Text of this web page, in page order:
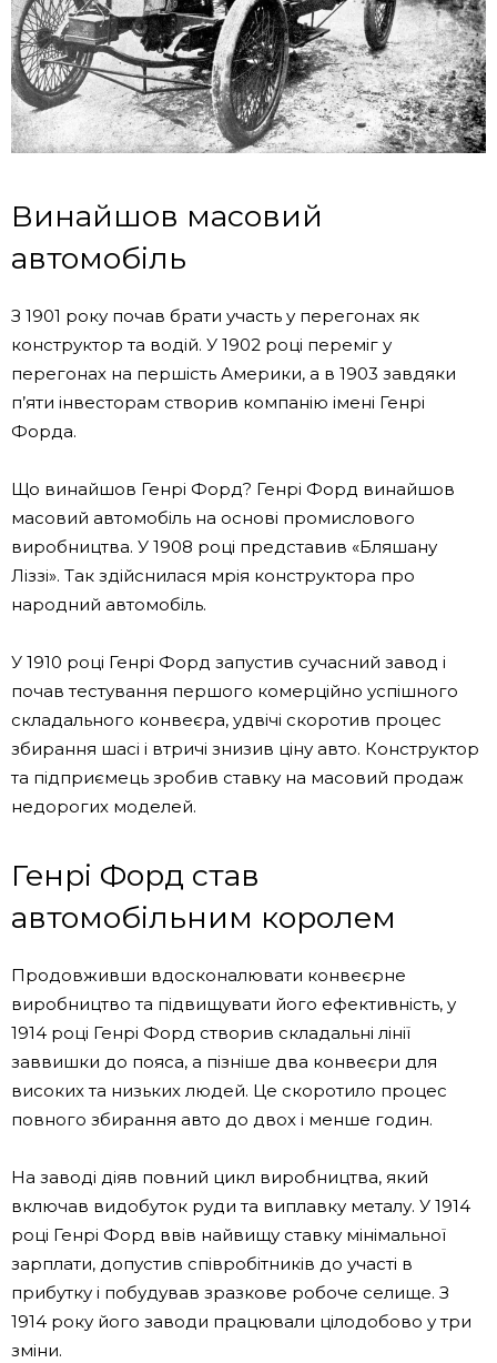
Винайшов масовий
автомобіль
З 1901 року почав брати участь у перегонах як
конструктор та водій. У 1902 році переміг у
перегонах на першість Америки, а в 1903 завдяки
п’яти інвесторам створив компанію імені Генрі
Форда.
Що винайшов Генрі Форд? Генрі Форд винайшов
масовий автомобіль на основі промислового
виробництва. У 1908 році представив «Бляшану
Ліззі». Так здійснилася мрія конструктора про
народний автомобіль.
У 1910 році Генрі Форд запустив сучасний завод і
почав тестування першого комерційно успішного
складального конвеєра, удвічі скоротив процес
збирання шасі і втричі знизив ціну авто. Конструктор
та підприємець зробив ставку на масовий продаж
недорогих моделей.
Генрі Форд став
автомобільним королем
Продовживши вдосконалювати конвеєрне
виробництво та підвищувати його ефективність, у
1914 році Генрі Форд створив складальні лінії
заввишки до пояса, а пізніше два конвеєри для
високих та низьких людей. Це скоротило процес
повного збирання авто до двох і менше годин.
На заводі діяв повний цикл виробництва, який
включав видобуток руди та виплавку металу. У 1914
році Генрі Форд ввів найвищу ставку мінімальної
зарплати, допустив співробітників до участі в
прибутку і побудував зразкове робоче селище. З
1914 року його заводи працювали цілодобово у три
зміни.